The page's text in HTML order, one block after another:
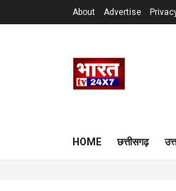
About Advertise
HOME छत्तीसगढ़